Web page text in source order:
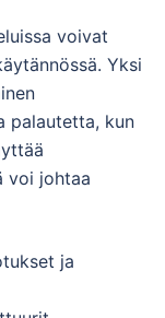
voivat
Yksi
palautetta, kun
voi johtaa
ja